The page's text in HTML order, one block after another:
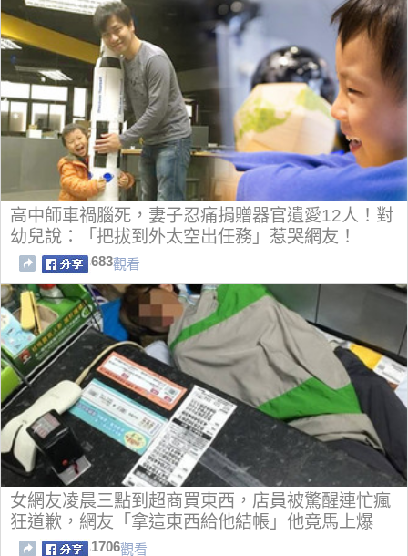
高中師車禍腦死，妻子忍痛捐贈器官遺愛12人！對
幼兒說：「把拔到外太空出任務」惹哭網友！
683觀看
女網友凌晨三點到超商買東西，店員被驚醒連忙瘋
狂道歉，網友「拿這東西給他結帳」他竟馬上爆
哭…
1706觀看